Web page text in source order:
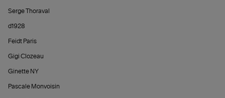
Serge Thoraval
d1928
Feidt Paris
Gigi Clozeau
Ginette NY
Pascale Monvoisin